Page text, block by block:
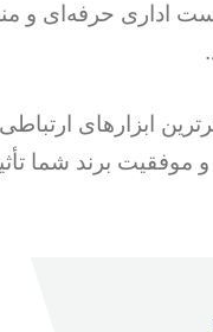
اداری حرفه‌ای و
ابزارهای
برند شما